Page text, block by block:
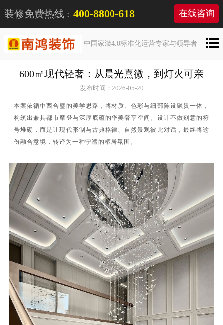
装修免费热线 : 400-8800-618 在线咨询
中国家装4.0标准化运营专家与领导者
600㎡现代轻奢：从晨光熹微，到灯火可亲
发布时间：2026-05-20
本案依循中西合璧的美学思路，将材质、色彩与细部陈设融贯一体，
构筑出兼具都市摩登与深厚底蕴的华美奢享空间。设计不做刻意的符
号堆砌，而是让现代形制与古典格律、自然景观彼此对话，最终将这
份融合意境，转译为一种宁谧的栖居氛围。